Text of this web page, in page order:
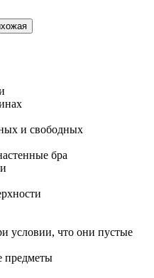
и свободных
бра
условии, что они пустые
предметы